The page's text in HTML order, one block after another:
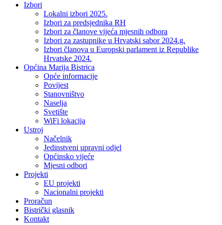
Izbori
Lokalni izbori 2025.
Izbori za predsjednika RH
Izbori za članove vijeća mjesnih odbora
Izbori za zastupnike u Hrvatski sabor 2024.g.
Izbori članova u Europski parlament iz Republike
Hrvatske 2024.
Općina Marija Bistrica
Opće informacije
Povijest
Stanovništvo
Naselja
Svetište
WiFi lokacija
Ustroj
Načelnik
Jedinstveni upravni odjel
Općinsko vijeće
Mjesni odbori
Projekti
EU projekti
Nacionalni projekti
Proračun
Bistrički glasnik
Kontakt